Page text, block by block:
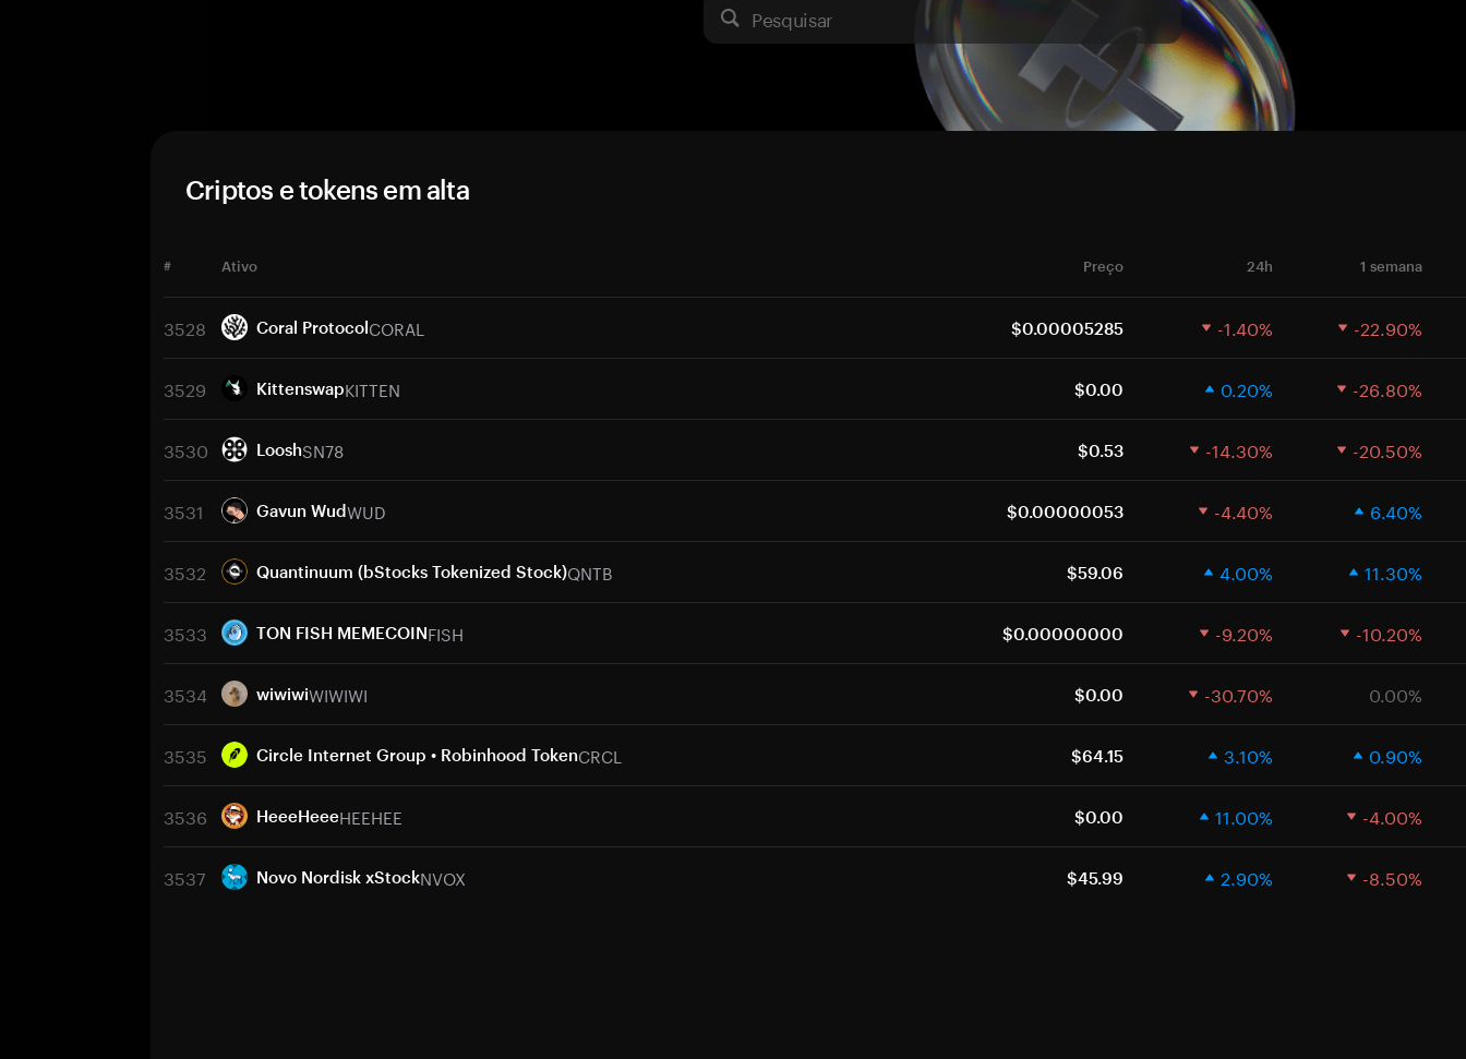
Pesquisar
Criptos e tokens em alta
# Ativo Preço 24h 1 semana
3528 Coral ProtocolCORAL $0.00005285 -1.40% -22.90%
3529 KittenswapKITTEN $0.00 0.20% -26.80%
3530 LooshSN78 $0.53 -14.30% -20.50%
3531 Gavun WudWUD $0.00000053 -4.40% 6.40%
3532 Quantinuum (bStocks Tokenized Stock)QNTB $59.06 4.00% 11.30%
3533 TON FISH MEMECOINFISH $0.00000000 -9.20% -10.20%
3534 wiwiwiWIWIWI $0.00 -30.70% 0.00%
3535 Circle Internet Group • Robinhood TokenCRCL $64.15 3.10% 0.90%
3536 HeeeHeeeHEEHEE $0.00 11.00% -4.00%
3537 Novo Nordisk xStockNVOX $45.99 2.90% -8.50%